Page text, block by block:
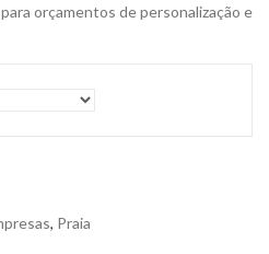
orçamentos de personalização e
, Praia